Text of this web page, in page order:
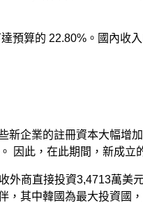
預算的 22.80%。國內收
企業的註冊資本大幅增
因此，在此期間，新成立
商直接投資3,4713萬美
其中韓國為最大投資國